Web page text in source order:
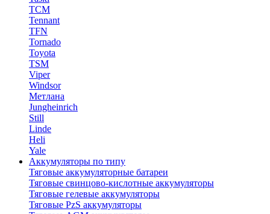
TCM
Tennant
TFN
Tornado
Toyota
TSM
Viper
Windsor
Метлана
Jungheinrich
Still
Linde
Heli
Yale
Аккумуляторы по типу
Тяговые аккумуляторные батареи
Тяговые свинцово-кислотные аккумуляторы
Тяговые гелевые аккумуляторы
Тяговые PzS аккумуляторы